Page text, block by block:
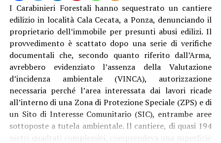
I Carabinieri Forestali hanno sequestrato un cantiere
edilizio in località Cala Cecata, a Ponza, denunciando il
proprietario dell’immobile per presunti abusi edilizi. Il
provvedimento è scattato dopo una serie di verifiche
documentali che, secondo quanto riferito dall’Arma,
avrebbero evidenziato l’assenza della Valutazione
d’incidenza ambientale (VINCA), autorizzazione
necessaria perché l’area interessata dai lavori ricade
all’interno di una Zona di Protezione Speciale (ZPS) e di
un Sito di Interesse Comunitario (SIC), entrambe aree
sottoposte a tutela ambientale. Il cantiere, di quasi 194
metri quadrati complessivi, comprendeva una superficie